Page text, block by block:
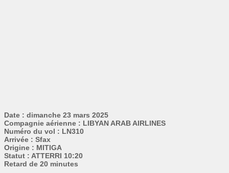
Date : dimanche 23 mars 2025
Compagnie aérienne : LIBYAN ARAB AIRLINES
Numéro du vol : LN310
Arrivée : Sfax
Origine : MITIGA
Statut : ATTERRI 10:20
Retard de 20 minutes